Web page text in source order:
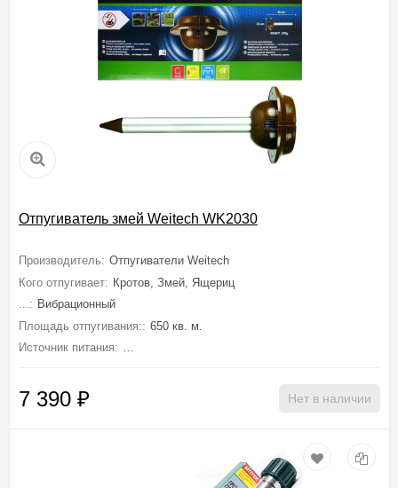
Отпугиватель змей Weitech WK2030
Производитель: Отпугиватели Weitech
Кого отпугивает: Кротов, Змей, Ящериц
...: Вибрационный
Площадь отпугивания:: 650 кв. м.
Источник питания: От солнечной батареи, Встроенный аккумулятор
7 390 ₽ Нет в наличии